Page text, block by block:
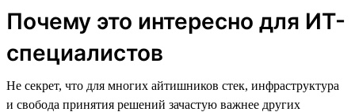
Почему это интересно для ИТ-
специалистов
Не секрет, что для многих айтишников стек, инфраструктура
и свобода принятия решений зачастую важнее других